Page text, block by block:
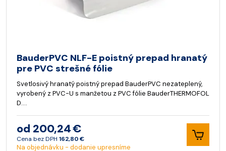
BauderPVC NLF-E poistný prepad hranatý
pre PVC strešné fólie
Svetlosivý hranatý poistný prepad BauderPVC nezateplený,
vyrobený z PVC-U s manžetou z PVC fólie BauderTHERMOFOL
D.…
od 200,24 €
Cena bez DPH 162,80 €
Na objednávku - dodanie upresníme